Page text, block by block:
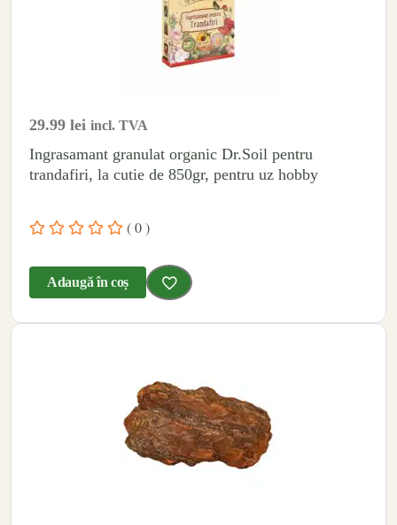
29.99 lei incl. TVA
Ingrasamant granulat organic Dr.Soil pentru
trandafiri, la cutie de 850gr, pentru uz hobby
( 0 )
Adaugă în coș